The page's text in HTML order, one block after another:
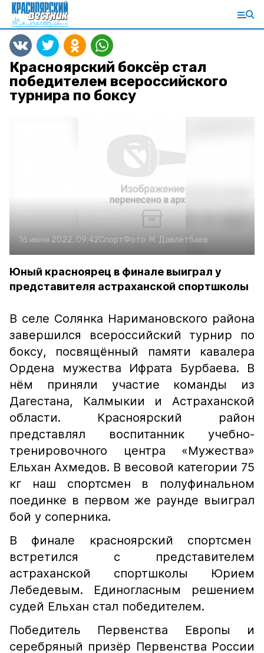
Красноярский боксёр стал
победителем всероссийского
турнира по боксу
16 июня 2022, 09:42СпортФото: М. Давлетбаев
Юный красноярец в финале выиграл у
представителя астраханской спортшколы
В селе Солянка Наримановского района
завершился всероссийский турнир по
боксу, посвящённый памяти кавалера
Ордена мужества Ифрата Бурбаева. В
нём приняли участие команды из
Дагестана, Калмыкии и Астраханской
области. Красноярский район
представлял воспитанник учебно-
тренировочного центра «Мужества»
Ельхан Ахмедов. В весовой категории 75
кг наш спортсмен в полуфинальном
поединке в первом же раунде выиграл
бой у соперника.
В финале красноярский спортсмен
встретился с представителем
астраханской спортшколы Юрием
Лебедевым. Единогласным решением
судей Ельхан стал победителем.
Победитель Первенства Европы и
серебряный призёр Первенства России